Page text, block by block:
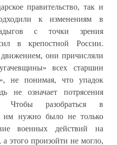
правительство, так и
к изменениям в
с точки зрения
в крепостной России.
они причисляли
всех старшин
не понимая, что упадок
не означает потрясения
Чтобы разобраться в
им нужно было не только
военных действий на
этого произойти не могло,